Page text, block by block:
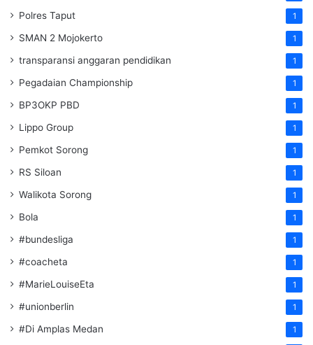
Polres Taput 1
SMAN 2 Mojokerto 1
transparansi anggaran pendidikan 1
Pegadaian Championship 1
BP3OKP PBD 1
Lippo Group 1
Pemkot Sorong 1
RS Siloan 1
Walikota Sorong 1
Bola 1
#bundesliga 1
#coacheta 1
#MarieLouiseEta 1
#unionberlin 1
#Di Amplas Medan 1